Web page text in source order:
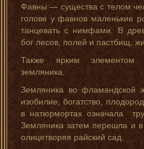
Фавны — существа с телом
голове у фавнов маленькие
танцевать с нимфами. В
бог лесов, полей и пастбищ,
Также ярким элементом
земляника.
Земляника во фламандской
изобилие, богатство,
в натюрмортах означала
Земляника затем перешла и в
олицетворяя райский сад.